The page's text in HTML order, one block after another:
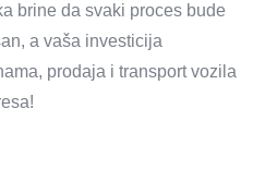
brine da svaki proces bude
a vaša investicija
prodaja i transport vozila